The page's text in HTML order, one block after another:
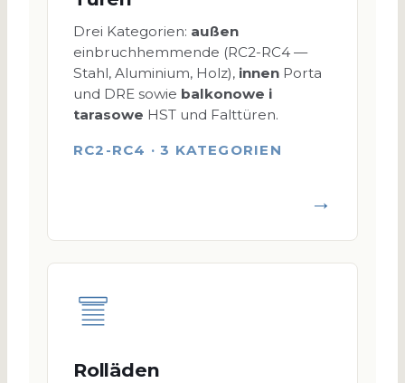
Drei Kategorien: außen
einbruchhemmende (RC2-RC4 —
Stahl, Aluminium, Holz), innen Porta
und DRE sowie balkonowe i
tarasowe HST und Falttüren.
RC2-RC4 · 3 KATEGORIEN
→
Rolläden